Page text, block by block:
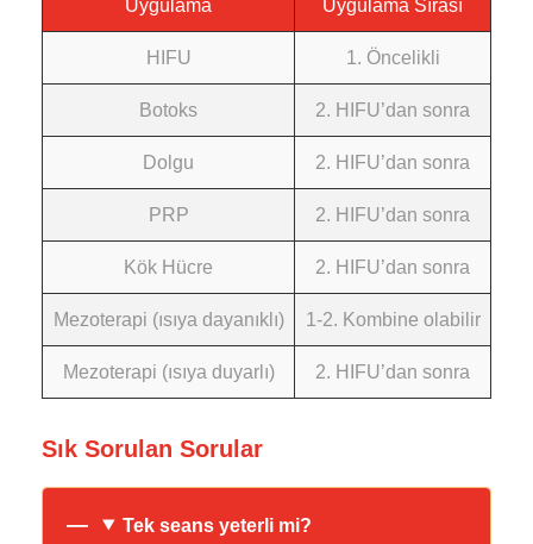
Uygulama Uygulama Sırası
HIFU 1. Öncelikli
Botoks 2. HIFU’dan sonra
Dolgu 2. HIFU’dan sonra
PRP 2. HIFU’dan sonra
Kök Hücre 2. HIFU’dan sonra
Mezoterapi (ısıya dayanıklı) 1-2. Kombine olabilir
Mezoterapi (ısıya duyarlı) 2. HIFU’dan sonra
Sık Sorulan Sorular
Tek seans yeterli mi?